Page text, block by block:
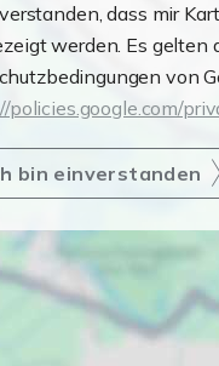
dass mir
werden. Es gelten
von
policies.google.com/
bin einverstanden